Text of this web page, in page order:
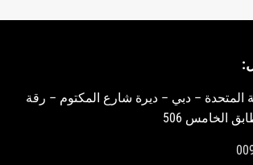
المتحدة – دبي – ديرة شارع المكتوم – رقة
الخامس 506